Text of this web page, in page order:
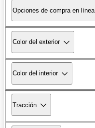
Opciones de compra en línea
Color del exterior
Color del interior
Tracción